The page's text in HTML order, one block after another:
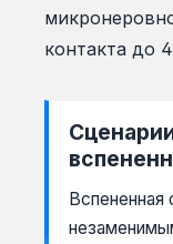
контакта до
Вспененная